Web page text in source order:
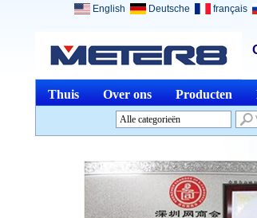
English Deutsche français
Thuis Over ons Producten
Alle categorieën
Analyse InstrumentenL
InstrumentenL
Optische instrumentenL
Fysieke MetenL